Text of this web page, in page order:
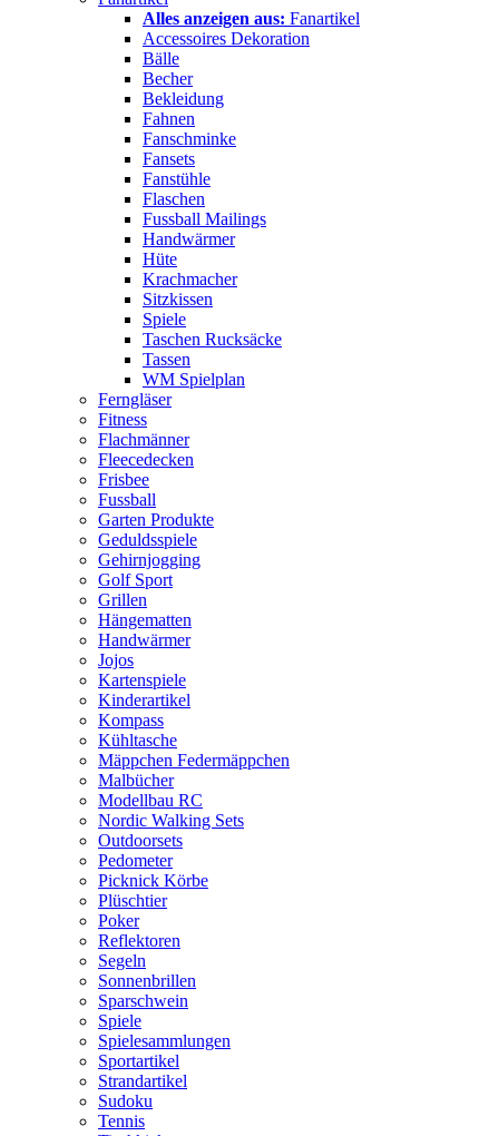
Alles anzeigen aus: Fanartikel
Accessoires Dekoration
Bälle
Becher
Bekleidung
Fahnen
Fanschminke
Fansets
Fanstühle
Flaschen
Fussball Mailings
Handwärmer
Hüte
Krachmacher
Sitzkissen
Spiele
Taschen Rucksäcke
Tassen
WM Spielplan
Ferngläser
Fitness
Flachmänner
Fleecedecken
Frisbee
Fussball
Garten Produkte
Geduldsspiele
Gehirnjogging
Golf Sport
Grillen
Hängematten
Handwärmer
Jojos
Kartenspiele
Kinderartikel
Kompass
Kühltasche
Mäppchen Federmäppchen
Malbücher
Modellbau RC
Nordic Walking Sets
Outdoorsets
Pedometer
Picknick Körbe
Plüschtier
Poker
Reflektoren
Segeln
Sonnenbrillen
Sparschwein
Spiele
Spielesammlungen
Sportartikel
Strandartikel
Sudoku
Tennis